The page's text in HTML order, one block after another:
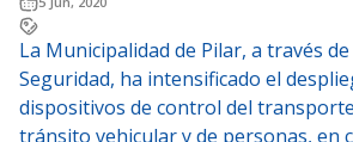
La Municipalidad de Pilar, a través
Seguridad, ha intensificado el
dispositivos de control del
tránsito vehicular y de personas, en